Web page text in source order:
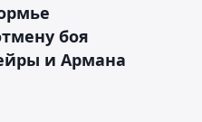
боя
и Армана